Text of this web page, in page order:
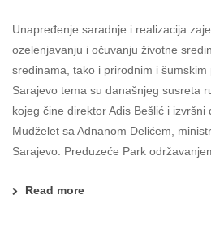
Unapređenje saradnje i realizacija
ozelenjavanju i očuvanju životne
sredinama, tako i prirodnim i
Sarajevo tema su današnjeg susreta
kojeg čine direktor Adis Bešlić i izvršni
Mudželet sa Adnanom Delićem,
Sarajevo. Preduzeće Park
Read more